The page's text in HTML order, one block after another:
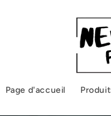
Page d'accueil